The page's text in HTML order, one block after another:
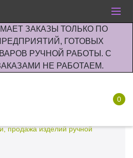
ЗАКАЗЫ ТОЛЬКО ПО
ГОТОВЫХ
РУЧНОЙ РАБОТЫ. С
НЕ РАБОТАЕМ.
0
продажа изделий ручной